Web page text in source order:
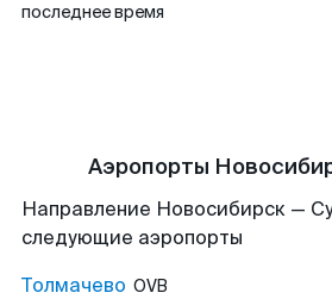
последнее время
Аэропорты
Направление Новосибирск —
следующие аэропорты
Толмачево OVB